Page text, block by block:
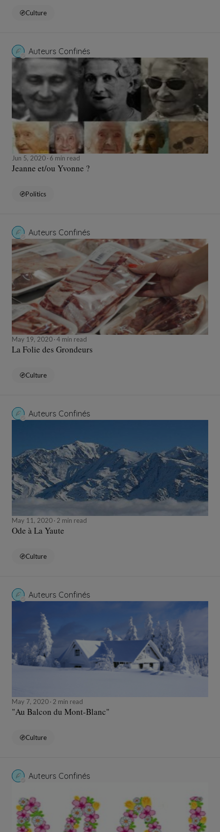
Culture
Auteurs Confinés
Jun 5, 2020 6 min read
Jeanne et/ou Yvonne ?
Politics
Auteurs Confinés
May 19, 2020 4 min read
La Folie des Grondeurs
Culture
Auteurs Confinés
May 11, 2020 2 min read
Ode à La Yaute
Culture
Auteurs Confinés
May 7, 2020 2 min read
"Au Balcon du Mont-Blanc"
Culture
Auteurs Confinés